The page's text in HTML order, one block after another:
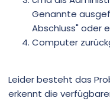
Genannte
Abschluss" oder
Computer
Leider besteht das
erkennt die